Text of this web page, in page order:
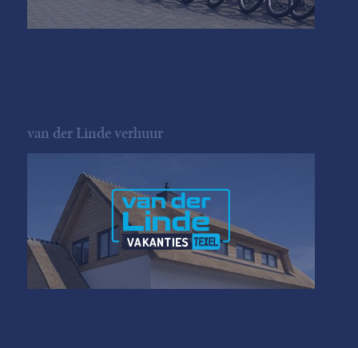
van der Linde verhuur